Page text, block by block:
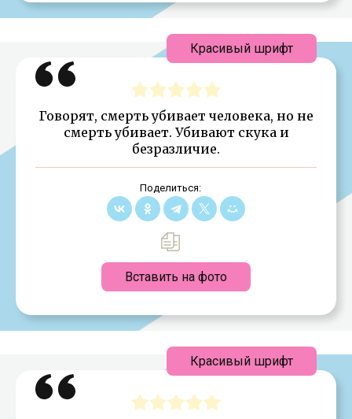
Говорят, смерть убивает человека, но не
смерть убивает. Убивают скука и
безразличие.
Поделиться:
Вставить на фото
Красивый шрифт
Красивый шрифт